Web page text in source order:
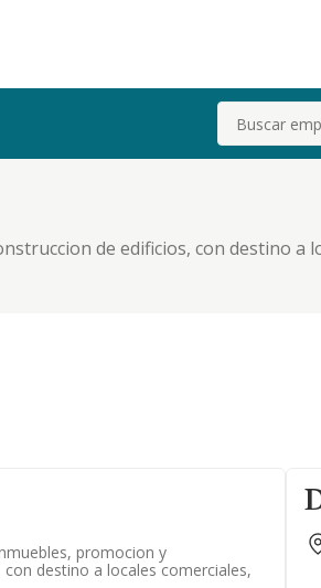
Buscar
de edificios, con destino a
promocion y
destino a locales comerciales,